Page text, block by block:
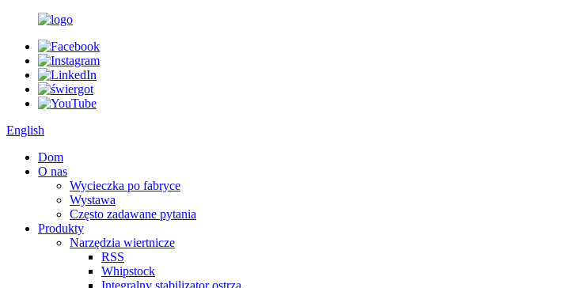
English
Dom
O nas
Wycieczka po fabryce
Wystawa
Często zadawane pytania
Produkty
Narzędzia wiertnicze
RSS
Whipstock
Integralny stabilizator ostrza